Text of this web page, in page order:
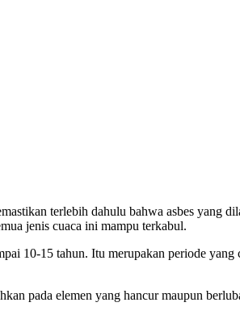
terlebih dahulu bahwa asbes yang
jenis cuaca ini mampu terkabul.
10-15 tahun. Itu merupakan periode yang
pada elemen yang hancur maupun